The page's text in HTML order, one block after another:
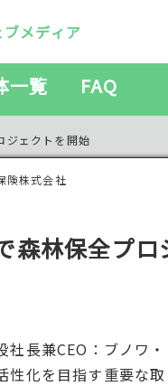
メディア
一覧 FAQ
ジェクトを開始
険株式会社
森林保全プ
社長兼CEO：ブノワ
化を目指す重要な